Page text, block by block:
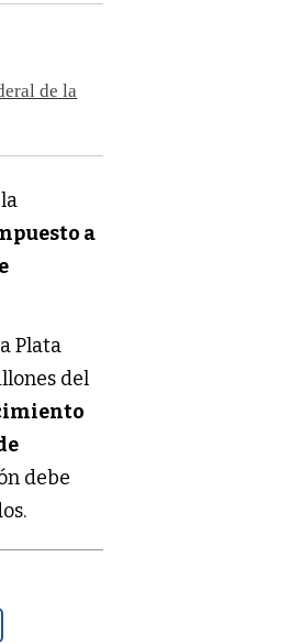
de la
a
Plata
del
debe